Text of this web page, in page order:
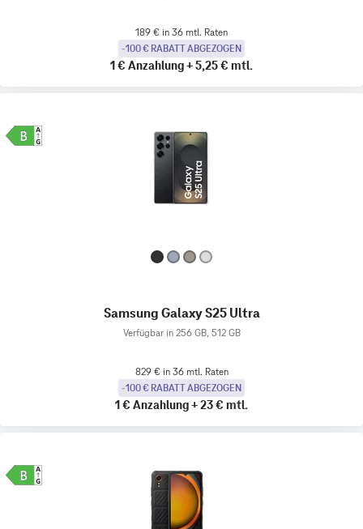
189 € in 36 mtl. Raten
-100 € RABATT ABGEZOGEN
1 € Anzahlung+5,25 € mtl.
Samsung Galaxy S25 Ultra
Verfügbar in 256 GB, 512 GB
829 € in 36 mtl. Raten
-100 € RABATT ABGEZOGEN
1 € Anzahlung+23 € mtl.